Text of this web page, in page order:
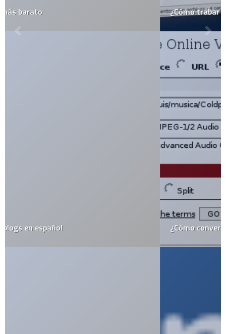
¿Cómo trabar programas de forma hermosa?
¿Cómo convertir formatos?